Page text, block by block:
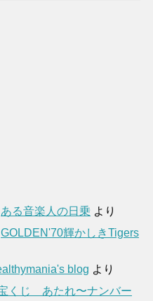
ある音楽人の日乗 より
GOLDEN'70輝かしきTigers
blog より
くじ あたれ〜ナンバー